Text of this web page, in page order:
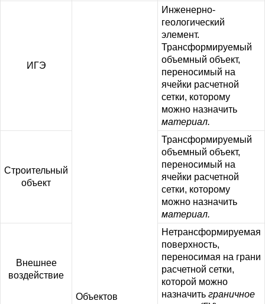
ИГЭ
Объектов
Инженерно-
геологический
элемент.
Трансформируемый
объемный объект,
переносимый на
ячейки расчетной
сетки, которому
можно назначить
материал.
Строительный
объект
Трансформируемый
объемный объект,
переносимый на
ячейки расчетной
сетки, которому
можно назначить
материал.
Внешнее
воздействие
Нетрансформируемая
поверхность,
переносимая на грани
расчетной сетки,
которой можно
назначить граничное